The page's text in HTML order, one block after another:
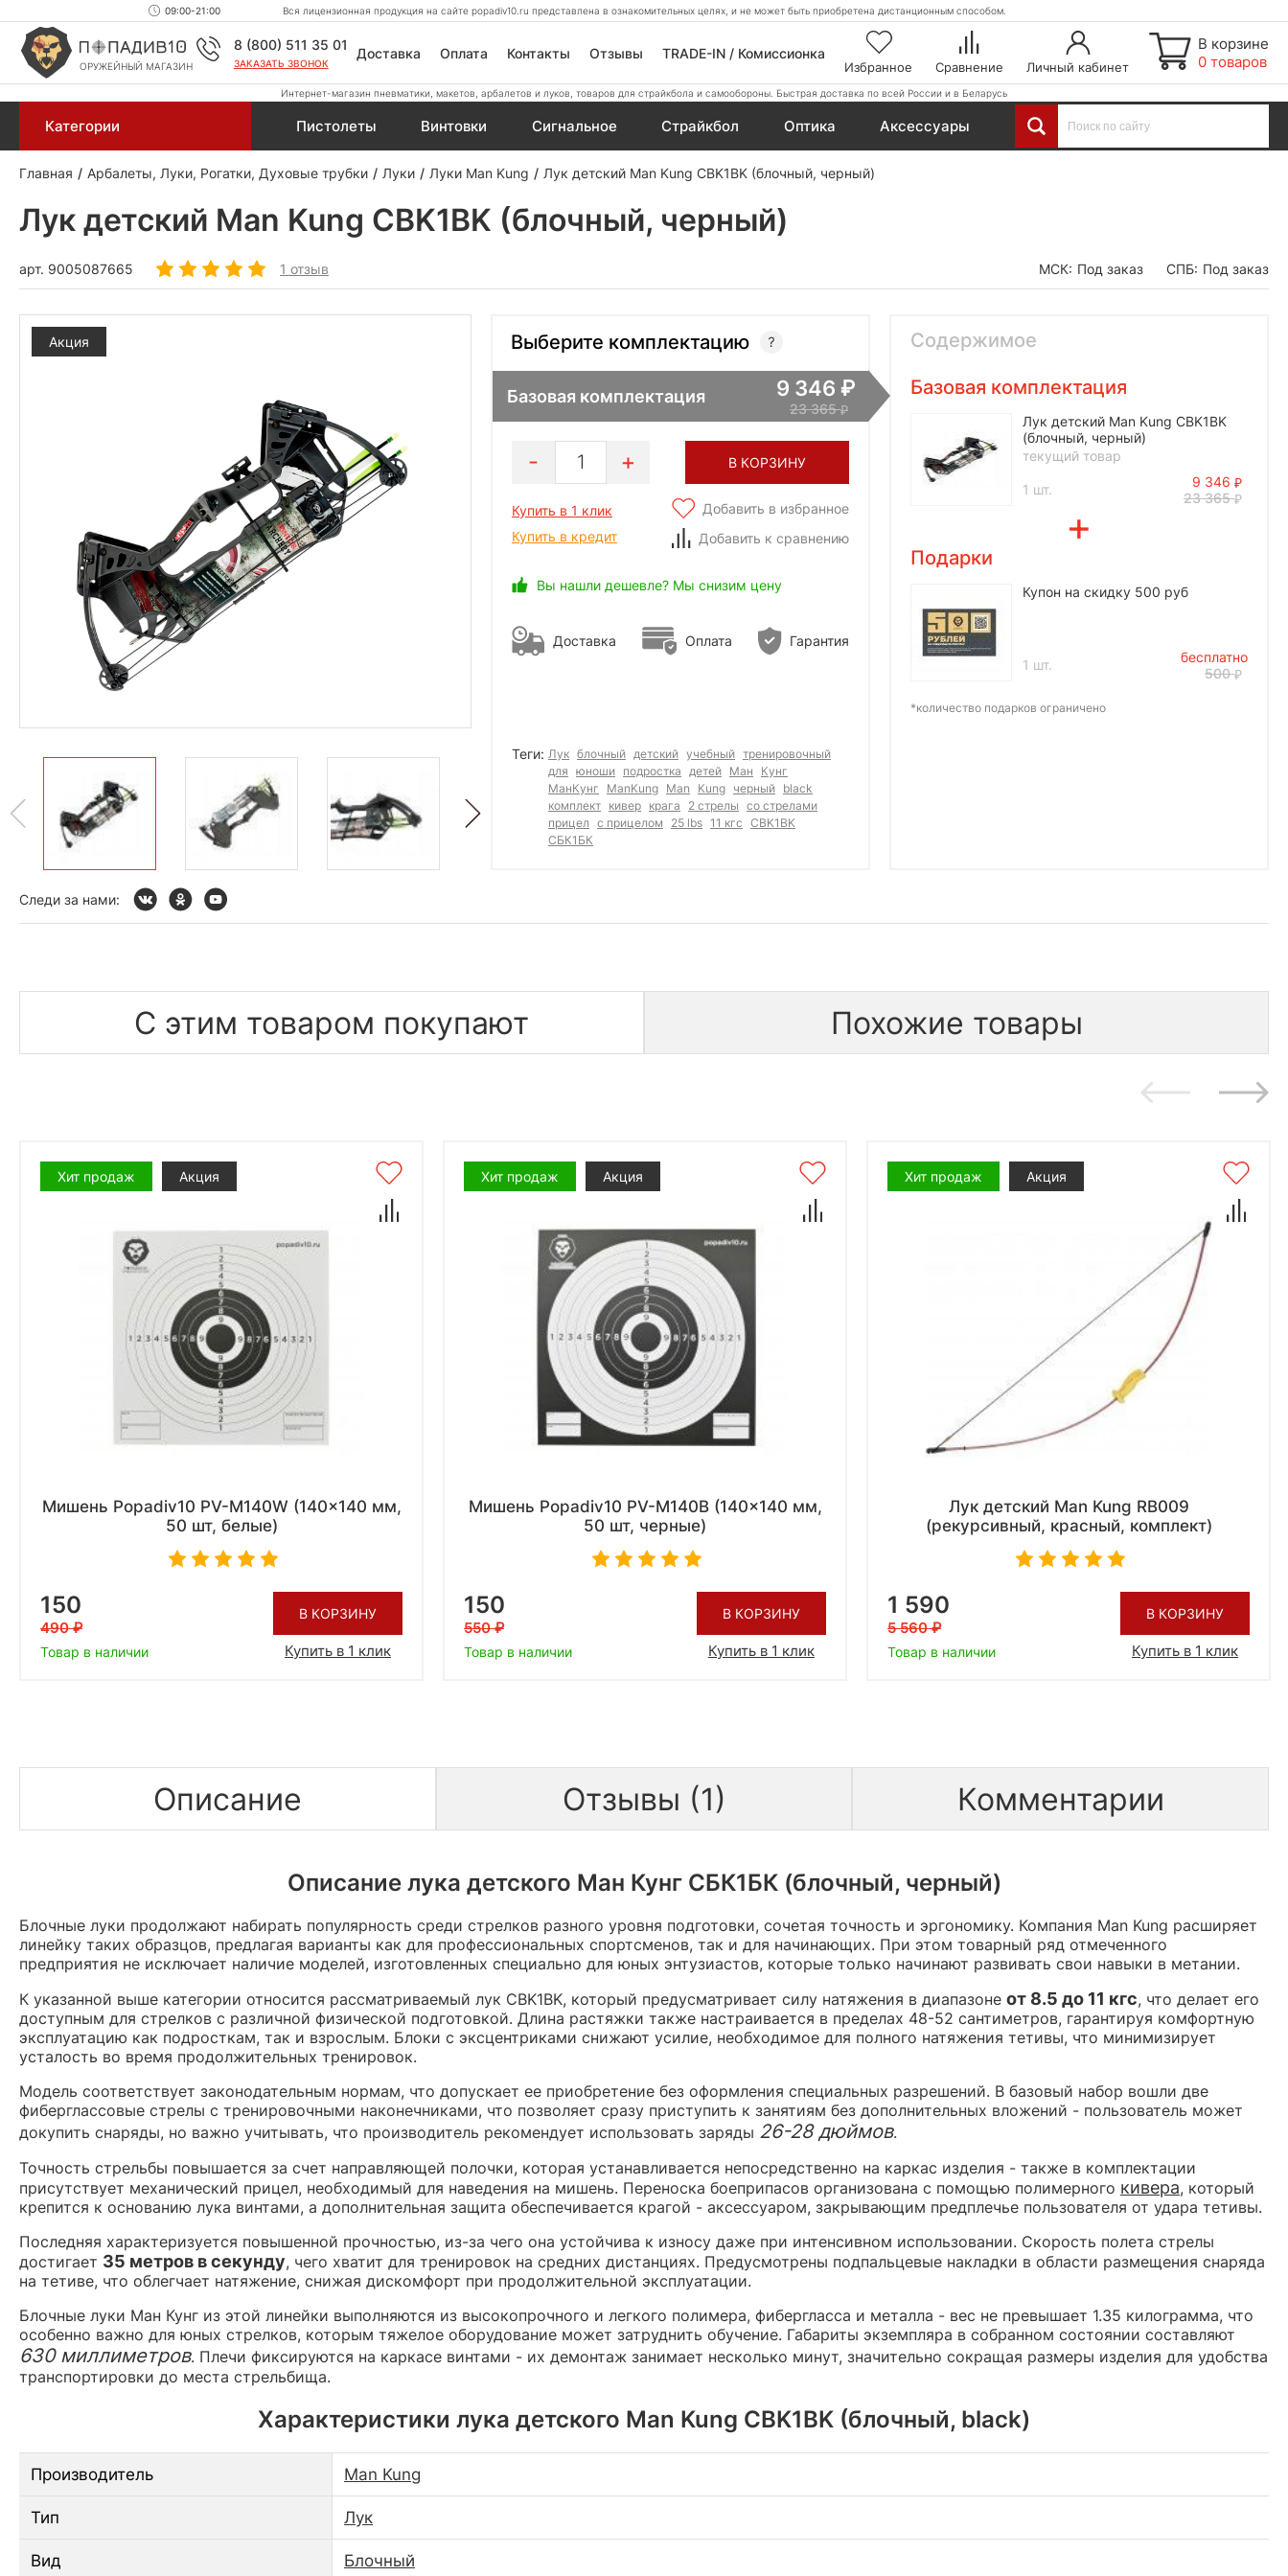
09:00-21:00 Вся лицензионная продукция на сайте popadiv10.ru представлена в ознакомительных целях, и не может быть приобретена дистанционным способом.
ОРУЖЕЙНЫЙ МАГАЗИН
8 (800) 511 35 01
ЗАКАЗАТЬ ЗВОНОК
Доставка Оплата Контакты Отзывы TRADE-IN / Комиссионка
Избранное Сравнение Личный кабинет
В корзине
0 товаров
Интернет-магазин пневматики, макетов, арбалетов и луков, товаров для страйкбола и самообороны. Быстрая доставка по всей России и в Беларусь
Категории Пистолеты Винтовки Сигнальное Страйкбол Оптика Аксессуары
Главная Арбалеты, Луки, Рогатки, Духовые трубки Луки Луки Man Kung Лук детский Man Kung CBK1BK (блочный, черный)
Лук детский Man Kung CBK1BK (блочный, черный)
арт. 9005087665 1 отзыв МСК: Под заказ СПБ: Под заказ
Акция Выберите комплектацию
Базовая комплектация 9 346
23 365
1 В КОРЗИНУ
Купить в 1 клик
Купить в кредит
Добавить в избранное
Добавить к сравнению
Вы нашли дешевле? Мы снизим цену
Доставка Оплата Гарантия
Теги: Лук блочный детский учебный тренировочный
для юноши подростка детей Ман
Кунг
МанКунг
ManKung Man Kung черный black
комплект кивер крага 2 стрелы со стрелами
прицел с прицелом 25 lbs 11 кгс CBK1BK
СБК1БК
Содержимое
Базовая комплектация
Лук детский Man Kung CBK1BK
(блочный, черный)
текущий товар
1 шт.
9 346
23 365
Подарки
Купон на скидку 500 руб
1 шт.
бесплатно
500
*количество подарков ограничено
Следи за нами:
С этим товаром покупают Похожие товары
Хит продаж Акция
Мишень Popadiv10 PV-M140W (140x140 мм,
50 шт, белые)
150
490
Товар в наличии
В КОРЗИНУ
Купить в 1 клик
Хит продаж Акция
Мишень Popadiv10 PV-M140B (140x140 мм,
50 шт, черные)
150
550
Товар в наличии
В КОРЗИНУ
Купить в 1 клик
Хит продаж Акция
Лук детский Man Kung RB009
(рекурсивный, красный, комплект)
1 590
5 560
Товар в наличии
В КОРЗИНУ
Купить в 1 клик
Описание Отзывы (1) Комментарии
Описание лука детского Ман Кунг СБК1БК (блочный, черный)
Блочные луки продолжают набирать популярность среди стрелков разного уровня подготовки, сочетая точность и эргономику. Компания Man Kung расширяет
линейку таких образцов, предлагая варианты как для профессиональных спортсменов, так и для начинающих. При этом товарный ряд отмеченного
предприятия не исключает наличие моделей, изготовленных специально для юных энтузиастов, которые только начинают развивать свои навыки в метании.
К указанной выше категории относится рассматриваемый лук CBK1BK, который предусматривает силу натяжения в диапазоне от 8.5 до 11 кгс, что делает его
доступным для стрелков с различной физической подготовкой. Длина растяжки также настраивается в пределах 48-52 сантиметров, гарантируя комфортную
эксплуатацию как подросткам, так и взрослым. Блоки с эксцентриками снижают усилие, необходимое для полного натяжения тетивы, что минимизирует
усталость во время продолжительных тренировок.
Модель соответствует законодательным нормам, что допускает ее приобретение без оформления специальных разрешений. В базовый набор вошли две
фиберглассовые стрелы с тренировочными наконечниками, что позволяет сразу приступить к занятиям без дополнительных вложений - пользователь может
докупить снаряды, но важно учитывать, что производитель рекомендует использовать заряды 26-28 дюймов.
Точность стрельбы повышается за счет направляющей полочки, которая устанавливается непосредственно на каркас изделия - также в комплектации
присутствует механический прицел, необходимый для наведения на мишень. Переноска боеприпасов организована с помощью полимерного кивера, который
крепится к основанию лука винтами, а дополнительная защита обеспечивается крагой - аксессуаром, закрывающим предплечье пользователя от удара тетивы.
Последняя характеризуется повышенной прочностью, из-за чего она устойчива к износу даже при интенсивном использовании. Скорость полета стрелы
достигает 35 метров в секунду, чего хватит для тренировок на средних дистанциях. Предусмотрены подпальцевые накладки в области размещения снаряда
на тетиве, что облегчает натяжение, снижая дискомфорт при продолжительной эксплуатации.
Блочные луки Ман Кунг из этой линейки выполняются из высокопрочного и легкого полимера, фибергласса и металла - вес не превышает 1.35 килограмма, что
особенно важно для юных стрелков, которым тяжелое оборудование может затруднить обучение. Габариты экземпляра в собранном состоянии составляют
630 миллиметров. Плечи фиксируются на каркасе винтами - их демонтаж занимает несколько минут, значительно сокращая размеры изделия для удобства
транспортировки до места стрельбища.
Характеристики лука детского Man Kung CBK1BK (блочный, black)
Производитель Man Kung
Тип Лук
Вид Блочный